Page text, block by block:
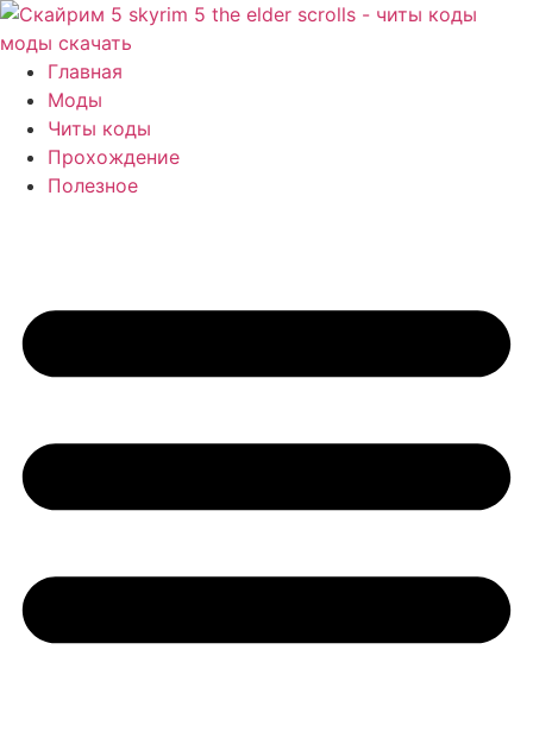
Перейти
к
содержимому
Главная
Моды
Читы коды
Прохождение
Полезное